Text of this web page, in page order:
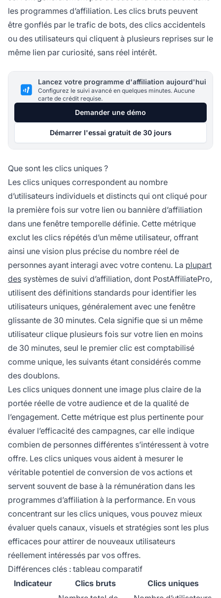
les programmes d’affiliation. Les clics bruts peuvent
être gonflés par le trafic de bots, des clics accidentels
ou des utilisateurs qui cliquent à plusieurs reprises sur le
même lien par curiosité, sans réel intérêt.
Lancez votre programme d'affiliation aujourd'hui
Configurez le suivi avancé en quelques minutes. Aucune
carte de crédit requise.
Demander une démo
Démarrer l'essai gratuit de 30 jours
Que sont les clics uniques ?
Les clics uniques correspondent au nombre
d’utilisateurs individuels et distincts qui ont cliqué pour
la première fois sur votre lien ou bannière d’affiliation
dans une fenêtre temporelle définie. Cette métrique
exclut les clics répétés d’un même utilisateur, offrant
ainsi une vision plus précise du nombre réel de
personnes ayant interagi avec votre contenu. La plupart
des systèmes de suivi d’affiliation, dont PostAffiliatePro,
utilisent des définitions standards pour identifier les
utilisateurs uniques, généralement avec une fenêtre
glissante de 30 minutes. Cela signifie que si un même
utilisateur clique plusieurs fois sur votre lien en moins
de 30 minutes, seul le premier clic est comptabilisé
comme unique, les suivants étant considérés comme
des doublons.
Les clics uniques donnent une image plus claire de la
portée réelle de votre audience et de la qualité de
l’engagement. Cette métrique est plus pertinente pour
évaluer l’efficacité des campagnes, car elle indique
combien de personnes différentes s’intéressent à votre
offre. Les clics uniques vous aident à mesurer le
véritable potentiel de conversion de vos actions et
servent souvent de base à la rémunération dans les
programmes d’affiliation à la performance. En vous
concentrant sur les clics uniques, vous pouvez mieux
évaluer quels canaux, visuels et stratégies sont les plus
efficaces pour attirer de nouveaux utilisateurs
réellement intéressés par vos offres.
Différences clés : tableau comparatif
Indicateur
Clics bruts
Clics uniques